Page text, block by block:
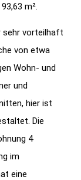
m².
sehr vorteilhaft
von etwa
Wohn- und
und
hier ist
Die
4
im
eine